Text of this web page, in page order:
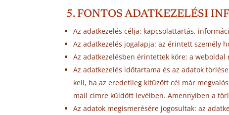
5. FONTOS ADATKEZELÉSI
Az adatkezelés célja: kapcsolattartás,
Az adatkezelés jogalapja: az érintett személy
Az adatkezelésben érintettek köre: a
Az adatkezelés időtartama és az adatok
kell, ha az eredetileg kitűzött cél már
mail címre küldött levélben. Amennyiben a
Az adatok megismerésére jogosultak: az